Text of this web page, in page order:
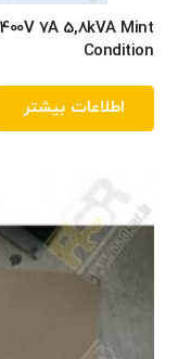
7A 5,8kVA Mint
Condition
اطلاعات بیشتر